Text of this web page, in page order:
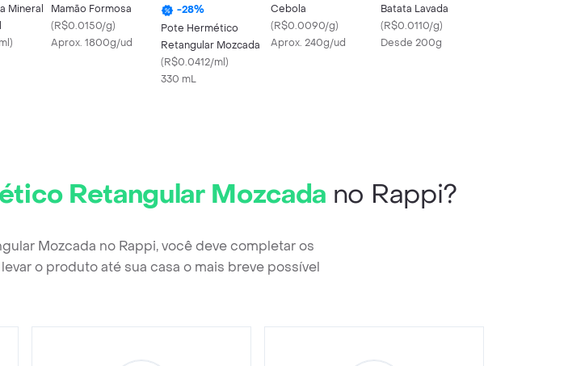
Mineral
)
Mamão Formosa
(R$0.0150/g)
Aprox. 1800g/ud
-28%
Pote Hermético
Retangular Mozcada
(R$0.0412/ml)
330 mL
Cebola
(R$0.0090/g)
Aprox. 240g/ud
Batata Lavada
(R$0.0110/g)
Desde 200g
Retangular Mozcada no Rappi?
Mozcada no Rappi, você deve completar os
o produto até sua casa o mais breve possível